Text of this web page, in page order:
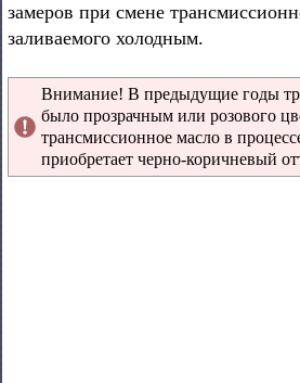
замеров при смене
заливаемого холодным.
Внимание! В предыдущие годы
было прозрачным или розового
трансмиссионное масло в
приобретает черно-коричневый